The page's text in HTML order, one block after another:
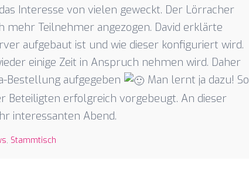
Interesse von vielen geweckt. Der Lörracher
Teilnehmer angezogen. David erklärte
aufgebaut ist und wie dieser konfiguriert wird.
einige Zeit in Anspruch nehmen wird. Daher
Bestellung aufgegeben
Man lernt ja dazu! So
Beteiligten erfolgreich vorgebeugt. An dieser
interessanten Abend.
, Stammtisch